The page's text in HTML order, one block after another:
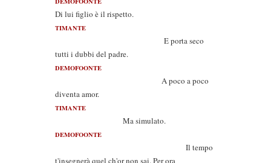
Di lui figlio è il rispetto.
TIMANTE
E porta seco
tutti i dubbi del padre.
DEMOFOONTE
A poco a poco
diventa amor.
TIMANTE
Ma simulato.
DEMOFOONTE
Il tempo
t'insegnerà quel ch'or non sai. Per ora